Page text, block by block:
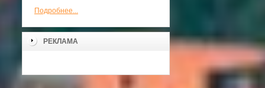
Подробнее...
РЕКЛАМА